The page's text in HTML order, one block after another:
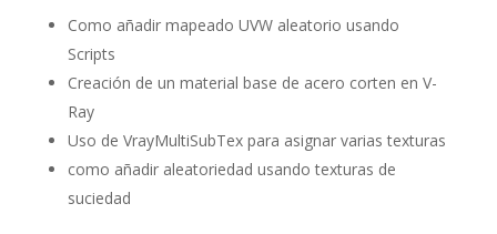
Como añadir mapeado UVW aleatorio usando
Scripts
Creación de un material base de acero corten en V-
Ray
Uso de VrayMultiSubTex para asignar varias texturas
como añadir aleatoriedad usando texturas de
suciedad